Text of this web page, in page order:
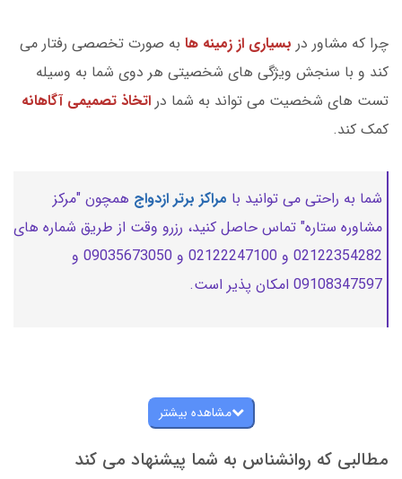
چرا که مشاور در بسیاری از زمینه ها به صورت تخصصی رفتار می
کند و با سنجش ویژگی های شخصیتی هر دوی شما به وسیله
تست های شخصیت می تواند به شما در اتخاذ تصمیمی آگاهانه
کمک کند.
شما به راحتی می توانید با مراکز برتر ازدواج همچون "مرکز
مشاوره ستاره" تماس حاصل کنید، رزرو وقت از طریق شماره های
02122354282 و 02122247100 و 09035673050 و
09108347597 امکان پذیر است.
مشاهده بیشتر
مطالبی که روانشناس به شما پیشنهاد می کند